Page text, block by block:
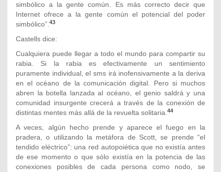
simbólico a la gente común. Es más correcto decir que
Internet ofrece a la gente común el potencial del poder
simbólico”.43
Castells dice:
Cualquiera puede llegar a todo el mundo para compartir su
rabia. Si la rabia es efectivamente un sentimiento
puramente individual, el sms irá inofensivamente a la deriva
en el océano de la comunicación digital. Pero si muchos
abren la botella lanzada al océano, el genio saldrá y una
comunidad insurgente crecerá a través de la conexión de
distintas mentes más allá de la revuelta solitaria.44
A veces, algún hecho prende y aparece el fuego en la
pradera, o utilizando la metáfora de Scott, se prende “el
tendido eléctrico”: una red autopoiética que no existía antes
de ese momento o que sólo existía en la potencia de las
conexiones posibles de cada persona como nodo, se